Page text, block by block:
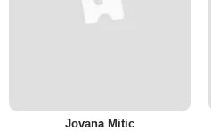
Jovana Mitic